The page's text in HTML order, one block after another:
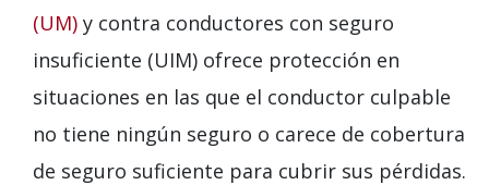
(UM) y contra conductores con seguro
insuficiente (UIM) ofrece protección en
situaciones en las que el conductor culpable
no tiene ningún seguro o carece de cobertura
de seguro suficiente para cubrir sus pérdidas.